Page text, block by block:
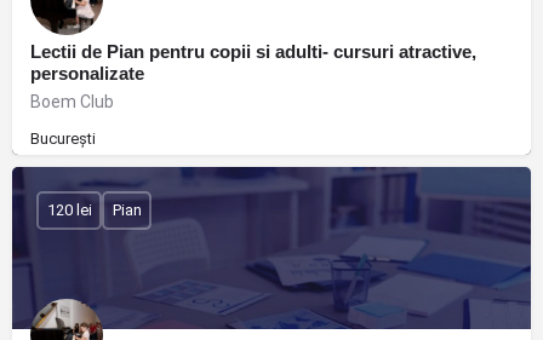
Lectii de Pian pentru copii si adulti- cursuri atractive,
personalizate
Boem Club
București
120 lei Pian